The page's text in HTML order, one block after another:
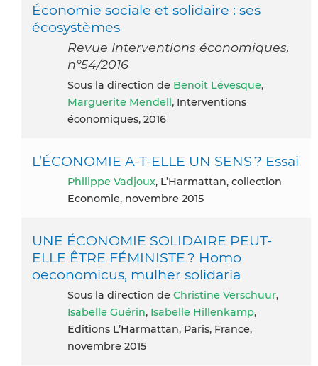
Économie sociale et solidaire : ses
écosystèmes
Revue Interventions économiques,
n°54/2016
Sous la direction de Benoît Lévesque,
Marguerite Mendell, Interventions
économiques, 2016
L’ÉCONOMIE A-T-ELLE UN SENS ? Essai
Philippe Vadjoux, L’Harmattan, collection
Economie, novembre 2015
UNE ÉCONOMIE SOLIDAIRE PEUT-
ELLE ÊTRE FÉMINISTE ? Homo
oeconomicus, mulher solidaria
Sous la direction de Christine Verschuur,
Isabelle Guérin, Isabelle Hillenkamp,
Editions L’Harmattan, Paris, France,
novembre 2015